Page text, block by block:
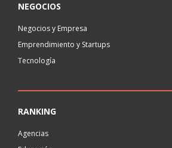
NEGOCIOS
Negocios y Empresa
Emprendimiento y Startups
Tecnología
RANKING
Agencias